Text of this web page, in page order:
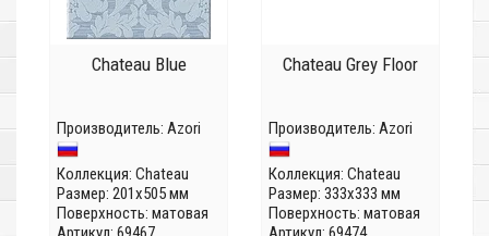
Chateau Blue
Производитель: Azori
Коллекция: Chateau
Размер: 201x505 мм
Поверхность: матовая
Chateau Grey Floor
Производитель: Azori
Коллекция: Chateau
Размер: 333x333 мм
Поверхность: матовая